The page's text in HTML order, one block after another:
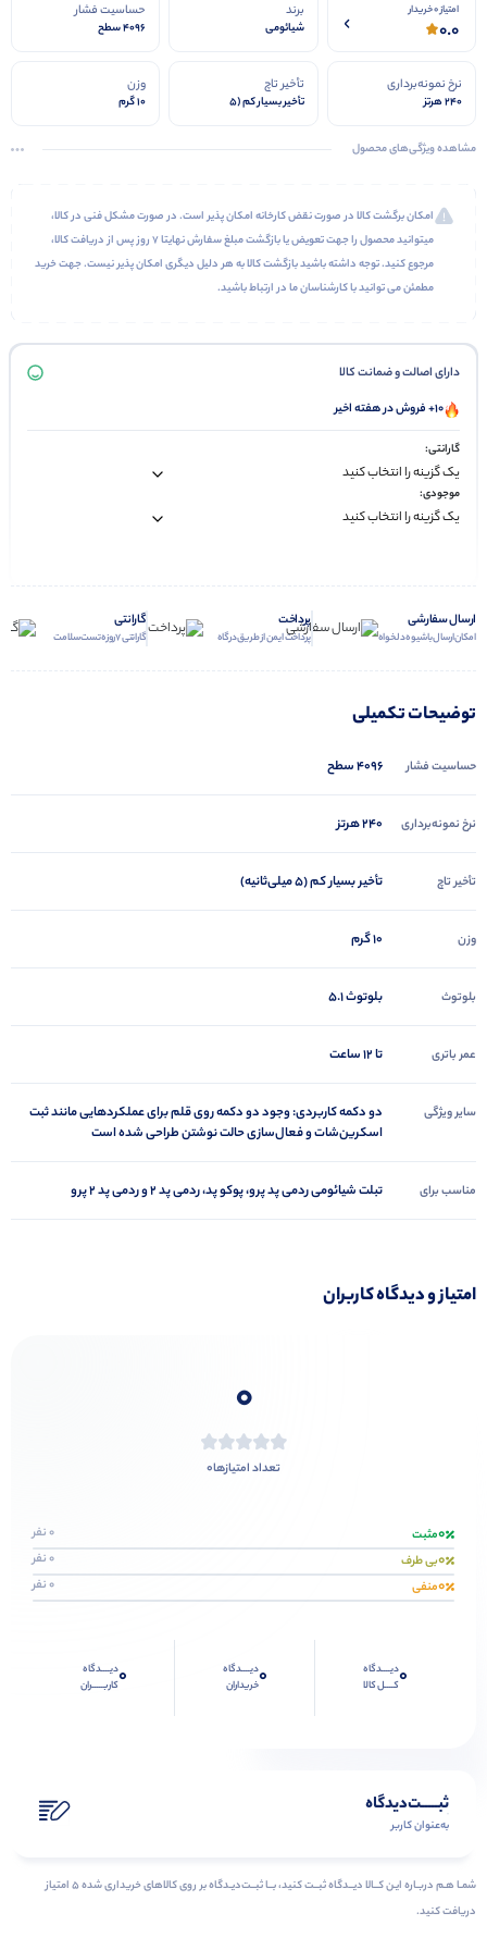
امتیاز 0 خریدار
0.0
برند
شیائومی
حساسیت فشار
4096 سطح
نرخ نمونه‌برداری
240 هرتز
تأخیر تاچ
تأخیر بسیار کم (5
وزن
10 گرم
مشاهده ویژگی‌های محصول
امکان برگشت کالا در صورت نقض کارخانه امکان پذیر است. در صورت مشکل فنی در کالا،
میتوانید محصول را جهت تعویض یا بازگشت مبلغ سفارش نهایتا 7 روز پس از دریافت کالا،
مرجوع کنید. توجه داشته باشید بازگشت کالا به هر دلیل دیگری امکان پذیر نیست. جهت خرید
مطمئن می توانید با کارشناسان ما در ارتباط باشید.
دارای اصالت و ضمانت کالا
10+ فروش در هفته اخیر
گارانتی:
موجودی:
ارسال سفارشی
امکان ارسال با شیوه دلخواه
پرداخت
پرداخت ایمن از طریق درگاه
گارانتی
گارانتی 7 روزه تست سلامت
توضیحات تکمیلی
حساسیت فشار 4096 سطح
نرخ نمونه‌برداری 240 هرتز
تأخیر تاچ تأخیر بسیار کم (5 میلی‌ثانیه)
وزن 10 گرم
بلوتوث بلوتوث 5.1
عمر باتری تا 12 ساعت
سایر ویژگی
دو دکمه کاربردی: وجود دو دکمه روی قلم برای عملکردهایی مانند ثبت
اسکرین‌شات و فعال‌سازی حالت نوشتن طراحی شده است
مناسب برای تبلت شیائومی ردمی پد پرو، پوکو پد، ردمی پد 2 و ردمی پد 2 پرو
امتیاز و دیدگاه کاربران
0
تعداد امتیازها0
0مثبت 0 نفر
0بی طرف 0 نفر
0منفی 0 نفر
0دیــــدگاه
کــــل کالا
0دیــــدگاه
خریداران
0دیــــدگاه
کاربـــــران
ثبـــــت‌دیدگاه
به‌عنوان کاربر
شمـا هـم دربـاره ایـن کــالا دیــدگاه ثبــت کنید، بــا ثبــت‌دیـدگاه بر روی کالاهای خریداری شده ۵ امتیاز
دریافت کنید.